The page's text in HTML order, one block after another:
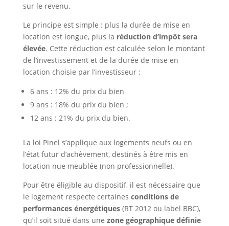
sur le revenu.
Le principe est simple : plus la durée de mise en
location est longue, plus la réduction d’impôt sera
élevée. Cette réduction est calculée selon le montant
de l’investissement et de la durée de mise en
location choisie par l’investisseur :
6 ans : 12% du prix du bien
9 ans : 18% du prix du bien ;
12 ans : 21% du prix du bien.
La loi Pinel s’applique aux logements neufs ou en
l’état futur d’achèvement, destinés à être mis en
location nue meublée (non professionnelle).
Pour être éligible au dispositif, il est nécessaire que
le logement respecte certaines conditions de
performances énergétiques (RT 2012 ou label BBC),
qu’il soit situé dans une zone géographique définie